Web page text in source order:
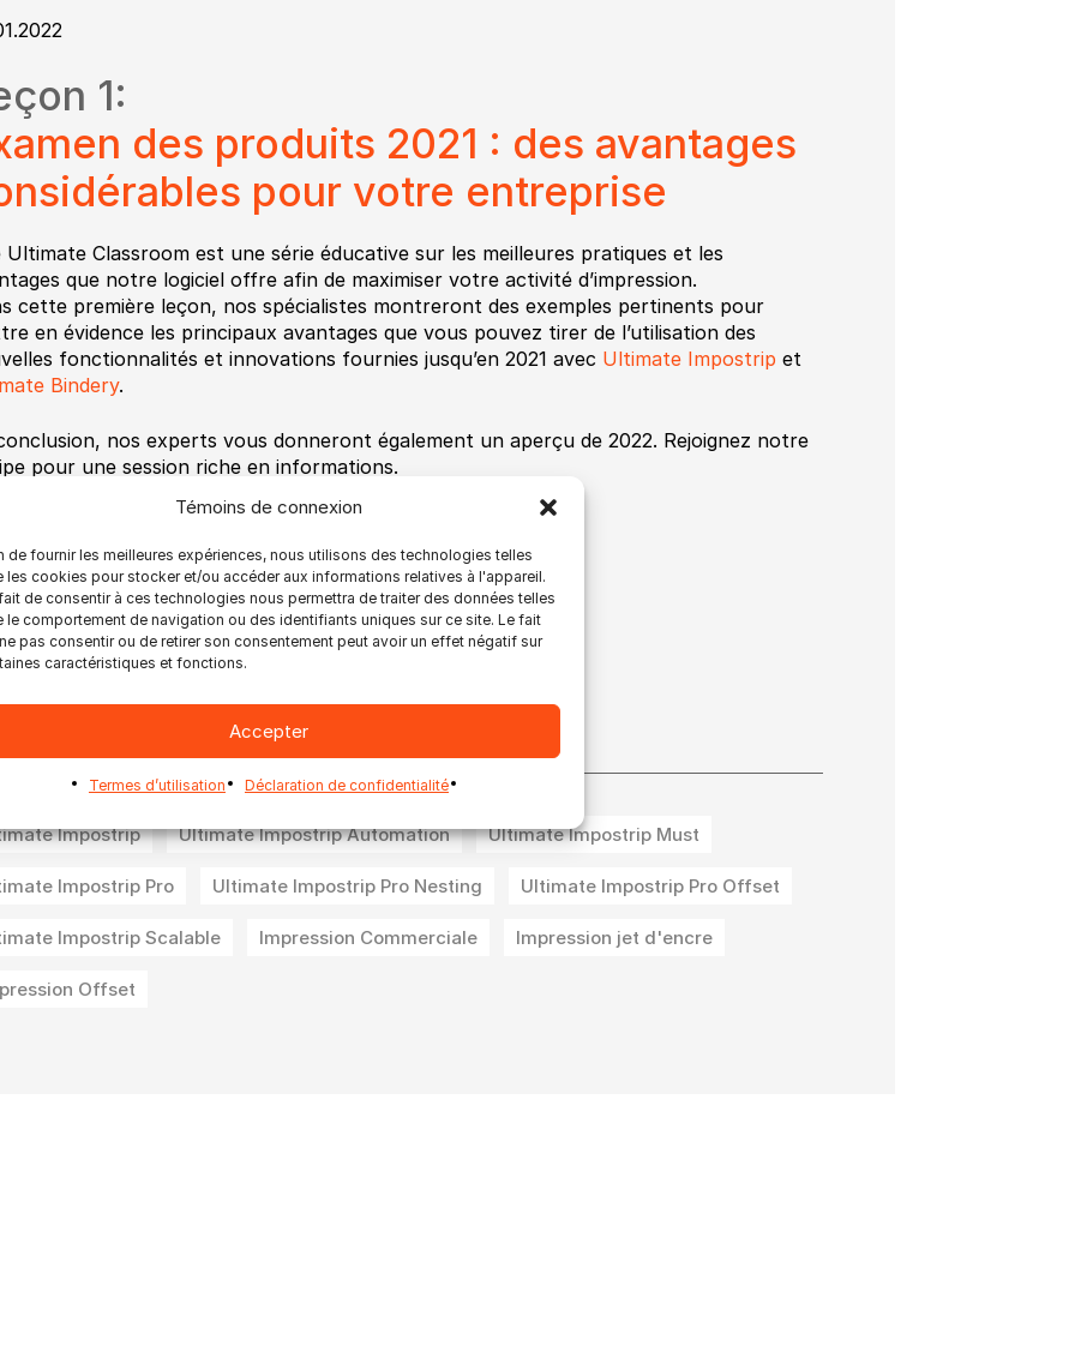
Témoins de connexion
de fournir les meilleures expériences, nous utilisons des technologies telles
les cookies pour stocker et/ou accéder aux informations relatives à l'appareil.
de consentir à ces technologies nous permettra de traiter des données telles
le comportement de navigation ou des identifiants uniques sur ce site. Le fait
pas consentir ou de retirer son consentement peut avoir un effet négatif sur
caractéristiques et fonctions.
Accepter
Termes d’utilisation Déclaration de confidentialité
1:
des produits 2021 : des avantages
pour votre entreprise
Ultimate Classroom est une série éducative sur les meilleures pratiques et les
que notre logiciel offre afin de maximiser votre activité d’impression.
cette première leçon, nos spécialistes montreront des exemples pertinents pour
en évidence les principaux avantages que vous pouvez tirer de l’utilisation des
fonctionnalités et innovations fournies jusqu’en 2021 avec Ultimate Impostrip et
Bindery.
nos experts vous donneront également un aperçu de 2022. Rejoignez notre
pour une session riche en informations.
Jeudi, 24 février, 2022
10am EST (New York/Montréal)
vous à la leçon 1 en cliquant >> ICI
l’instant nos webinaires sont en anglais
Impostrip Ultimate Impostrip Automation Ultimate Impostrip Must
Impostrip Pro Ultimate Impostrip Pro Nesting Ultimate Impostrip Pro Offset
Impostrip Scalable Impression Commerciale Impression jet d'encre
Offset